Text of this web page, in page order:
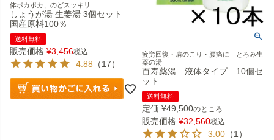
体ポカポカ、のどスッキリ
しょうが湯 生姜湯 3個セット
国産原料100％
送料無料
販売価格 ¥3,456税込
4.88 （17）
疲労回復・肩のこり・腰痛に とろみ生
薬の湯
百寿薬湯 液体タイプ 10個セ
ット
送料無料
定価 ¥49,500のところ
販売価格 ¥32,560税込
3.00 （1）